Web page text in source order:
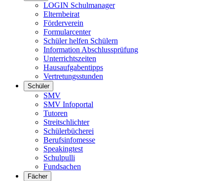
LOGIN Schulmanager
Elternbeirat
Förderverein
Formularcenter
Schüler helfen Schülern
Information Abschlussprüfung
Unterrichtszeiten
Hausaufgabentipps
Vertretungsstunden
Schüler
SMV
SMV Infoportal
Tutoren
Streitschlichter
Schülerbücherei
Berufsinfomesse
Speakingtest
Schulpulli
Fundsachen
Fächer